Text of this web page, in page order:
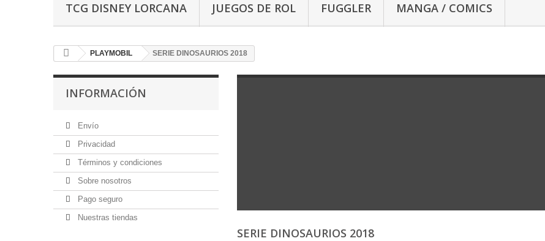
TCG DISNEY LORCANA JUEGOS DE ROL FUGGLER MANGA / COMICS
PLAYMOBIL SERIE DINOSAURIOS 2018
INFORMACIÓN
Envío
Privacidad
Términos y condiciones
Sobre nosotros
Pago seguro
Nuestras tiendas
SERIE DINOSAURIOS 2018